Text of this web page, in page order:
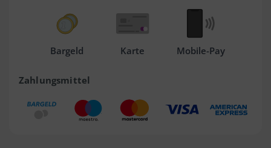
Bargeld Karte Mobile-Pay
Zahlungsmittel